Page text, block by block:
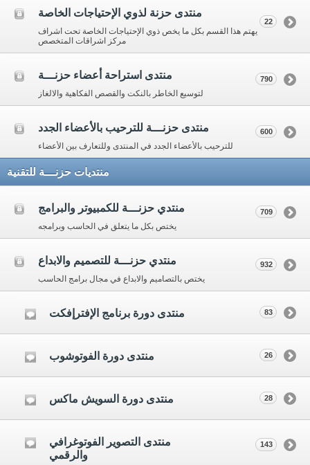
منتدى حزنة لذوي الإحتياجات الخاصة
يهتم هذا القسم بكل ما يخص ذوي الإحتياجات الخاصة تحت اشراف
مركز اشراقات المتخصص
22
منتدى استراحة أعضاء حزنـــة
لتوسيع الخاطر بالنكت والقصص الفكاهية والالغاز
790
منتدى حزنـــة للترحيب بالأعضاء الجدد
للترحيب بالأعضاء الجدد في المنتدى وللتعارف بين الأعضاء
600
منتديات حزنـــة للتقنية
منتدي حزنـــة للكمبيوتر والبرامج
يختص بكل ما يتعلق في الحاسب وبرامجه
709
منتدي حزنـــة للتصميم والابداع
يختص بالتصاميم والابداع في مجال برامج الحاسب
932
منتدى دورة برنامج الإفترإفكت 83
منتدى دورة الفوتوشوب 26
منتدى دورة السويش ماكس 28
منتدى التصوير الفوتوغرافي
والرقمي
143